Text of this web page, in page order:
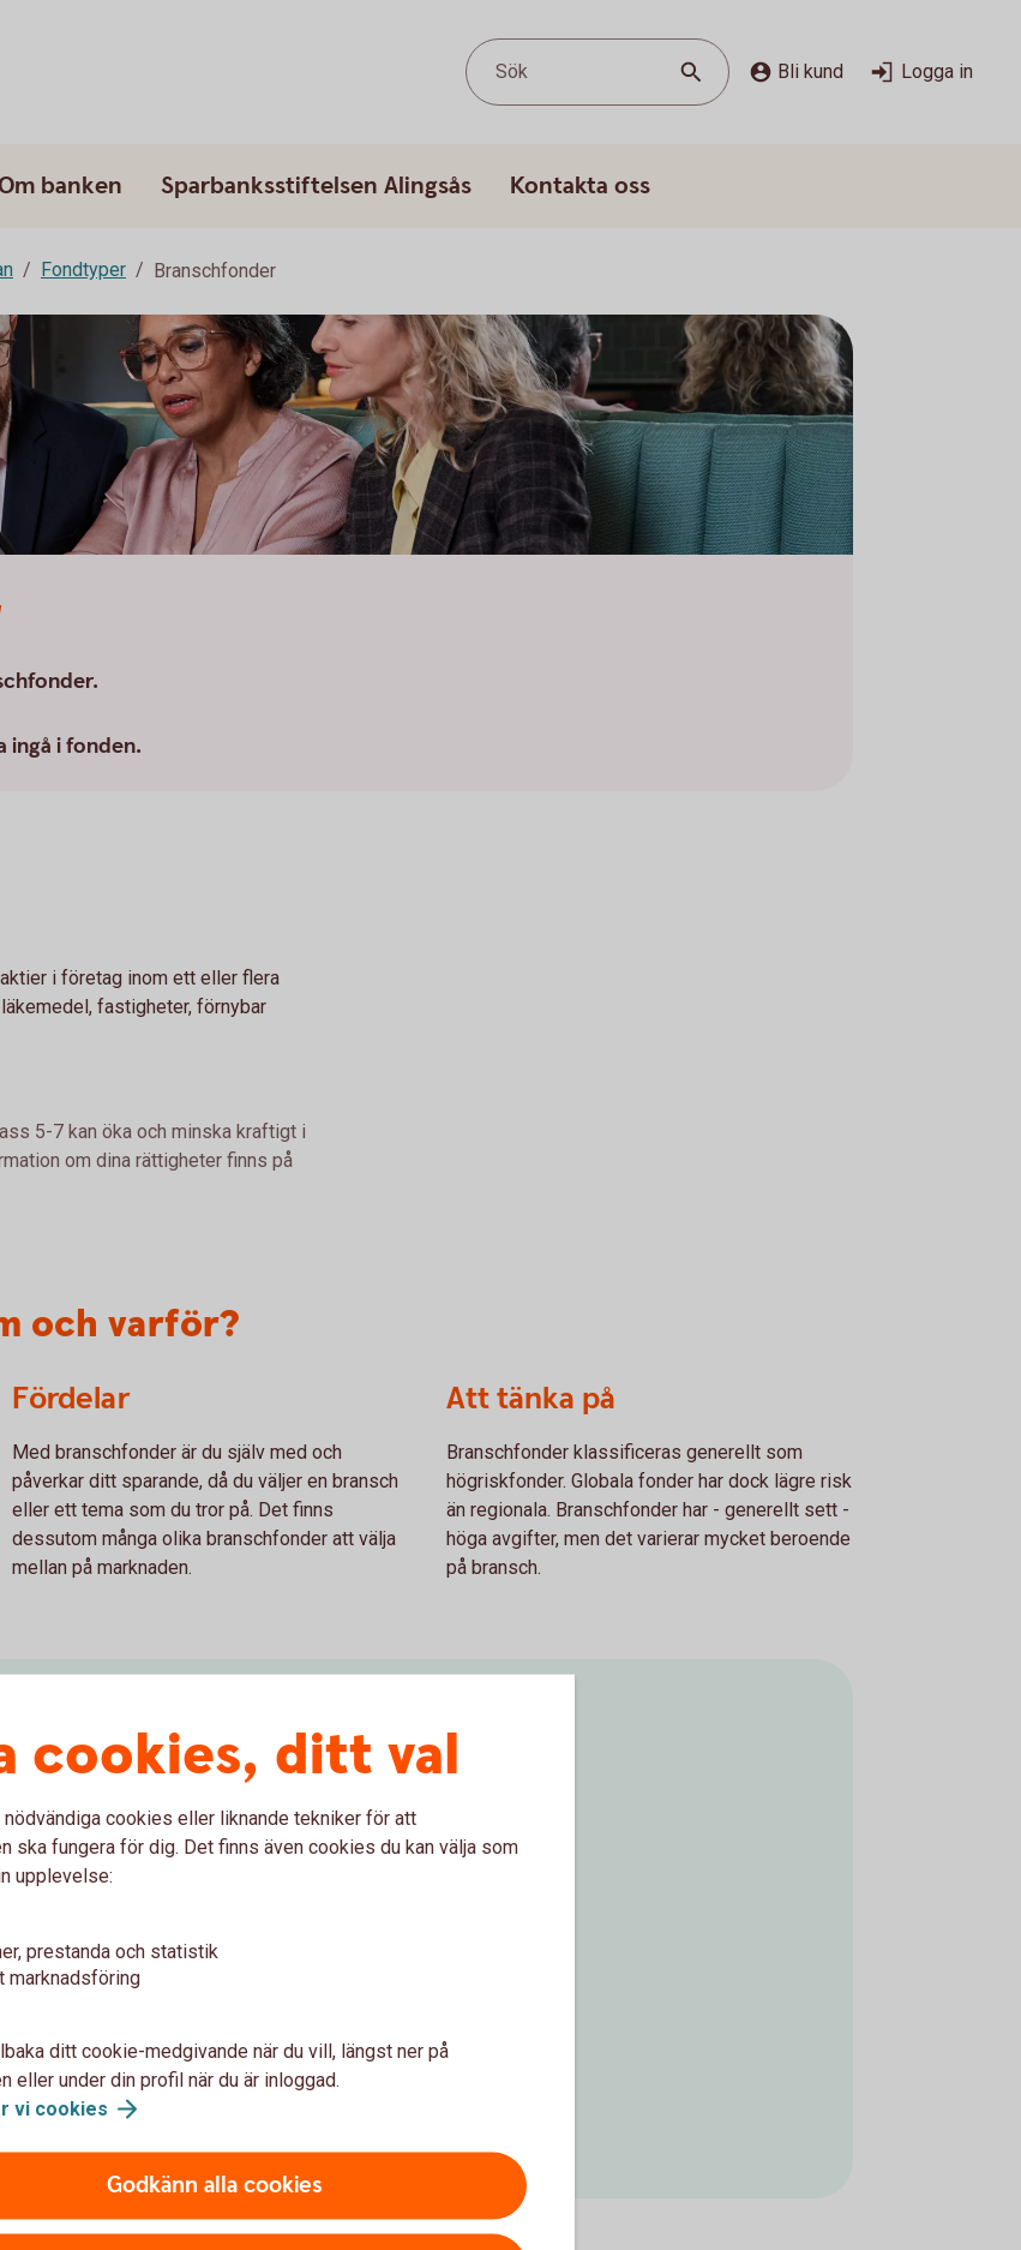
Sök Bli kund Logga in
banken Sparbanksstiftelsen Alingsås Kontakta oss
Fondtyper Branschfonder
ingå i fonden.
i företag inom ett eller flera
fastigheter, förnybar
5-7 kan öka och minska kraftigt i
om dina rättigheter finns på
och varför?
Fördelar
Med branschfonder är du själv med och
påverkar ditt sparande, då du väljer en bransch
eller ett tema som du tror på. Det finns
dessutom många olika branschfonder att välja
mellan på marknaden.
Att tänka på
Branschfonder klassificeras generellt som
högriskfonder. Globala fonder har dock lägre risk
än regionala. Branschfonder har - generellt sett -
höga avgifter, men det varierar mycket beroende
på bransch.
Bransch
Tips!
cookies, ditt val
nödvändiga cookies eller liknande tekniker för att
ska fungera för dig. Det finns även cookies du kan välja som
upplevelse:
prestanda och statistik
marknadsföring
ditt cookie-medgivande när du vill, längst ner på
eller under din profil när du är inloggad.
vi cookies
Godkänn alla cookies